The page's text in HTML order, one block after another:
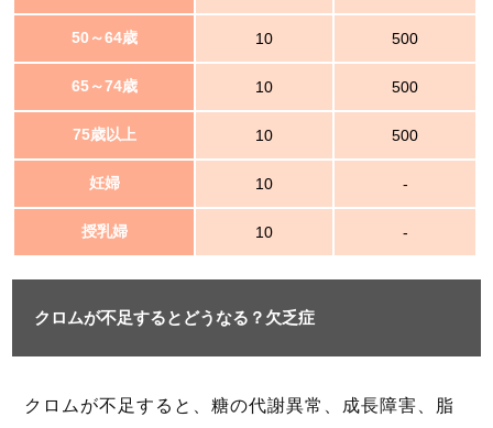
50～64歳 10 500
65～74歳 10 500
75歳以上 10 500
妊婦 10 -
授乳婦 10 -
クロムが不足するとどうなる？欠乏症
クロムが不足すると、糖の代謝異常、成長障害、脂